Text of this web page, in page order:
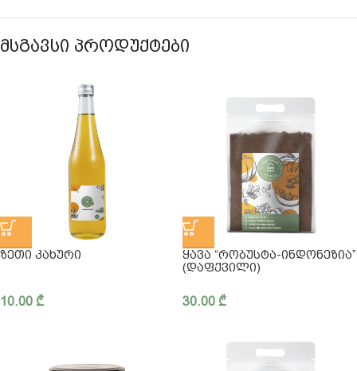
ᲛᲡᲒᲐᲕᲡᲘ ᲞᲠᲝᲓᲣᲥᲢᲔᲑᲘ
ᲖᲔᲗᲘ ᲙᲐᲮᲣᲠᲘ
10.00 ₾
ᲧᲐᲕᲐ “ᲠᲝᲑᲣᲡᲢᲐ-ᲘᲜᲓᲝᲜᲔᲖᲘᲐ”
(ᲓᲐᲤᲥᲕᲘᲚᲘ)
30.00 ₾